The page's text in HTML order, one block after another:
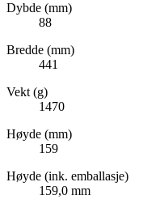
Dybde (mm)
88
Bredde (mm)
441
Vekt (g)
1470
Høyde (mm)
159
Høyde (ink. emballasje)
159,0 mm